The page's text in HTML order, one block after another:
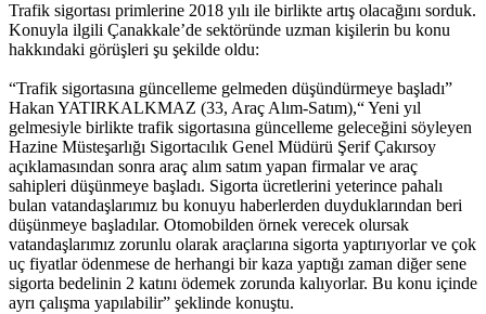
Trafik sigortası primlerine 2018 yılı ile birlikte artış olacağını sorduk.
Konuyla ilgili Çanakkale’de sektöründe uzman kişilerin bu konu
hakkındaki görüşleri şu şekilde oldu:
“Trafik sigortasına güncelleme gelmeden düşündürmeye başladı”
Hakan YATIRKALKMAZ (33, Araç Alım-Satım),“ Yeni yıl
gelmesiyle birlikte trafik sigortasına güncelleme geleceğini söyleyen
Hazine Müsteşarlığı Sigortacılık Genel Müdürü Şerif Çakırsoy
açıklamasından sonra araç alım satım yapan firmalar ve araç
sahipleri düşünmeye başladı. Sigorta ücretlerini yeterince pahalı
bulan vatandaşlarımız bu konuyu haberlerden duyduklarından beri
düşünmeye başladılar. Otomobilden örnek verecek olursak
vatandaşlarımız zorunlu olarak araçlarına sigorta yaptırıyorlar ve çok
uç fiyatlar ödenmese de herhangi bir kaza yaptığı zaman diğer sene
sigorta bedelinin 2 katını ödemek zorunda kalıyorlar. Bu konu içinde
ayrı çalışma yapılabilir” şeklinde konuştu.